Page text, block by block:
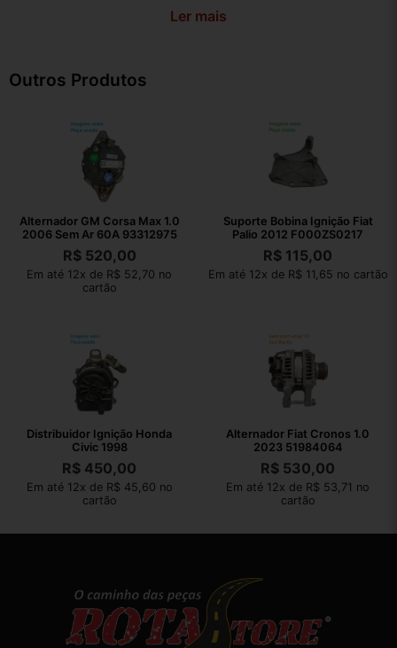
Ler mais
Outros Produtos
Alternador GM Corsa Max 1.0
2006 Sem Ar 60A 93312975
R$520,00
Em até 12x de R$ 52,70 no
cartão
Suporte Bobina Ignição Fiat
Palio 2012 F000ZS0217
R$ 115,00
Em até 12x de R$ 11,65 no cartão
Distribuidor Ignição Honda
Civic 1998
R$ 450,00
Em até 12x de R$ 45,60 no
cartão
Alternador Fiat Cronos 1.0
2023 51984064
R$ 530,00
Em até 12x de R$ 53,71 no
cartão